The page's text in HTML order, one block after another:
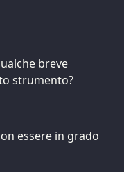
breve
strumento?
essere in grado